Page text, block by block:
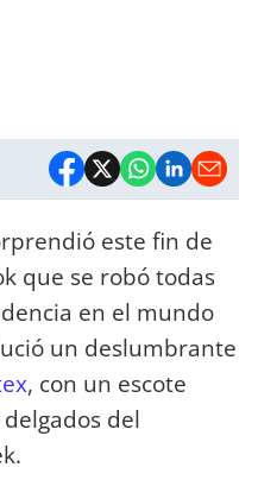
este fin de
que se robó todas
en el mundo
un deslumbrante
, con un escote
del